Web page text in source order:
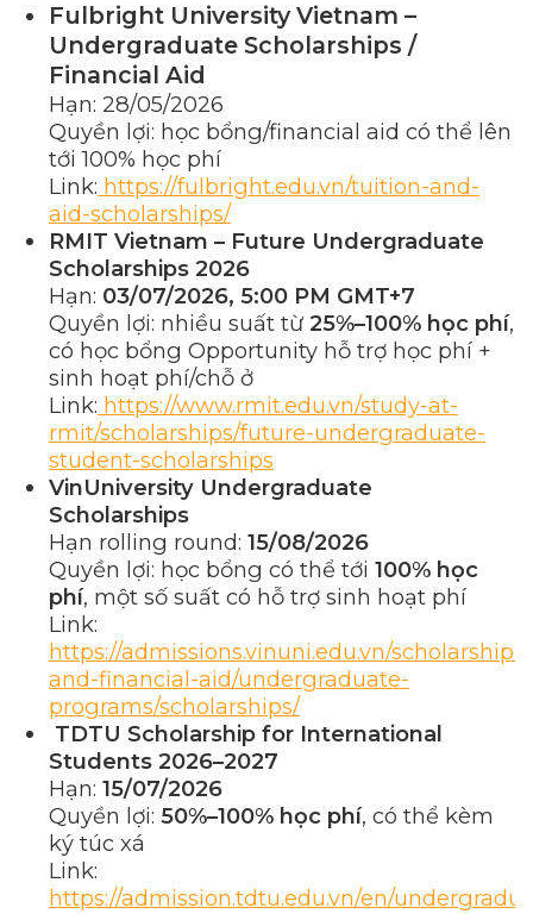
Fulbright University Vietnam –
Undergraduate Scholarships /
Financial Aid
Hạn: 28/05/2026
Quyền lợi: học bổng/financial aid có thể lên
tới 100% học phí
Link: https://fulbright.edu.vn/tuition-and-
aid-scholarships/
RMIT Vietnam – Future Undergraduate
Scholarships 2026
Hạn: 03/07/2026, 5:00 PM GMT+7
Quyền lợi: nhiều suất từ 25%–100% học phí,
có học bổng Opportunity hỗ trợ học phí +
sinh hoạt phí/chỗ ở
Link: https://www.rmit.edu.vn/study-at-
rmit/scholarships/future-undergraduate-
student-scholarships
VinUniversity Undergraduate
Scholarships
Hạn rolling round: 15/08/2026
Quyền lợi: học bổng có thể tới 100% học
phí, một số suất có hỗ trợ sinh hoạt phí
Link:
https://admissions.vinuni.edu.vn/scholarship-
and-financial-aid/undergraduate-
programs/scholarships/
TDTU Scholarship for International
Students 2026–2027
Hạn: 15/07/2026
Quyền lợi: 50%–100% học phí, có thể kèm
ký túc xá
Link:
https://admission.tdtu.edu.vn/en/